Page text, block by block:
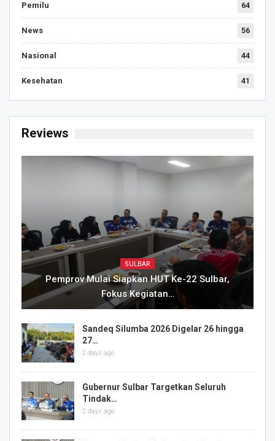
Pemilu 64
News 56
Nasional 44
Kesehatan 41
Reviews
SULBAR
Pemprov Mulai Siapkan HUT Ke-22 Sulbar,
Fokus Kegiatan…
Sandeq Silumba 2026 Digelar 26 hingga
27…
2 days ago
Gubernur Sulbar Targetkan Seluruh
Tindak…
2 days ago